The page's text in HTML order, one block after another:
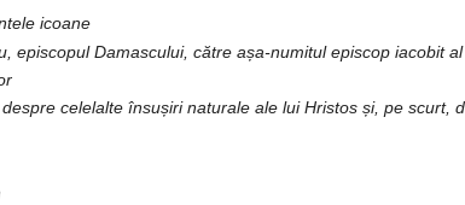
icoane
episcopul Damascului, către așa-numitul episcop iacobit
celelalte însușiri naturale ale lui Hristos și, pe scurt,